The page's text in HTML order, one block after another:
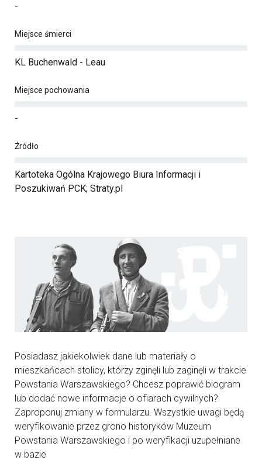
-
Miejsce śmierci
KL Buchenwald - Leau
Miejsce pochowania
-
Źródło
Kartoteka Ogólna Krajowego Biura Informacji i
Poszukiwań PCK; Straty.pl
Posiadasz jakiekolwiek dane lub materiały o
mieszkańcach stolicy, którzy zginęli lub zaginęli w trakcie
Powstania Warszawskiego? Chcesz poprawić biogram
lub dodać nowe informacje o ofiarach cywilnych?
Zaproponuj zmiany w formularzu. Wszystkie uwagi będą
weryfikowanie przez grono historyków Muzeum
Powstania Warszawskiego i po weryfikacji uzupełniane
w bazie